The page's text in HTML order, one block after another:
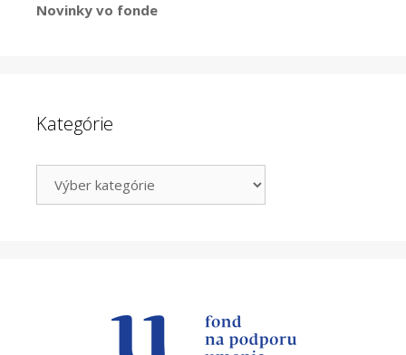
Novinky vo fonde
Kategórie